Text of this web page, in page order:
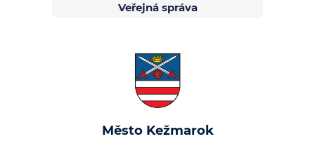
Veřejná správa
Město Kežmarok